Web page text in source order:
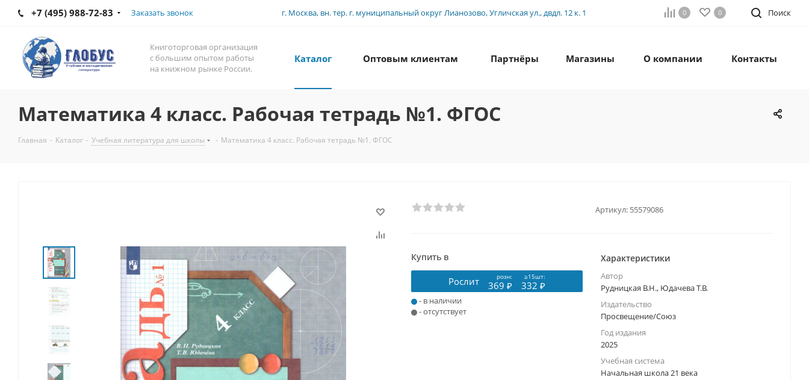
+7 (495) 988-72-83 Заказать звонок г. Москва, вн. тер. г. муниципальный округ Лианозово, Угличская ул., двдл. 12 к. 1 Поиск
0 0
Книготорговая организация
с большим опытом работы
на книжном рынке России.
Каталог Оптовым клиентам Партнёры Магазины О компании Контакты
Математика 4 класс. Рабочая тетрадь №1. ФГОС
Главная - Каталог - Учебная литература для школы - Математика 4 класс. Рабочая тетрадь №1. ФГОС
Артикул: 55579086
Купить в
Рослит розн: ≥15шт:
369 ₽ 332 ₽
- в наличии
- отсутствует
Характеристики
Автор
Рудницкая В.Н., Юдачева Т.В.
Издательство
Просвещение/Союз
Год издания
2025
Учебная система
Начальная школа 21 века